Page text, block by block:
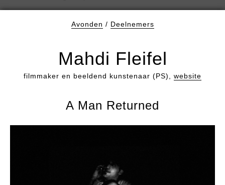
Avonden / Deelnemers
Mahdi Fleifel
filmmaker en beeldend kunstenaar (PS), website
A Man Returned